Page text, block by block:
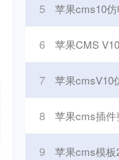
5 苹果cms10
6 苹果CMS V10大橙
7 苹果cmsV10仿B站
8 苹果cms插件整合
9 苹果cms模板2025年酷狗直播伴侣